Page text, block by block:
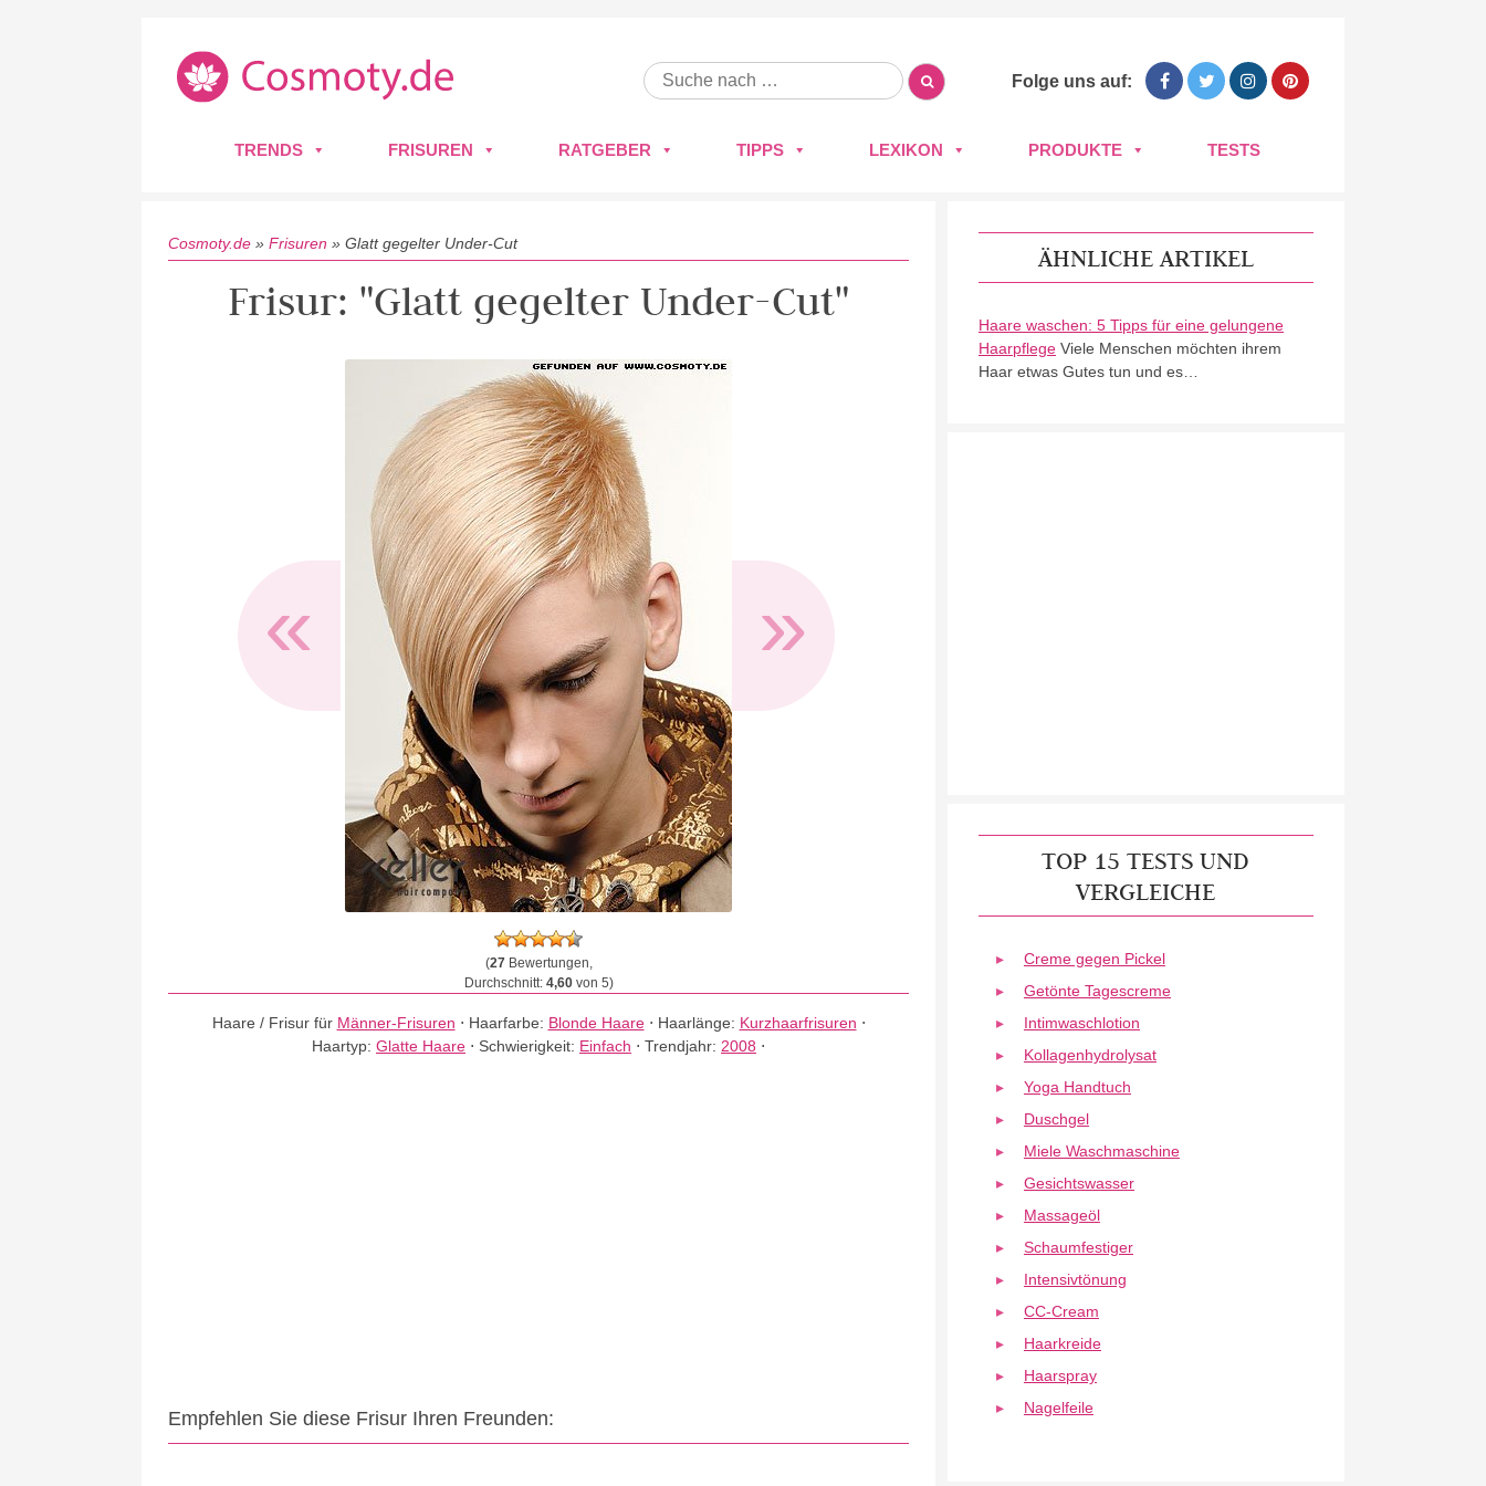
Folge uns auf:
TRENDS FRISUREN RATGEBER TIPPS LEXIKON PRODUKTE TESTS
Cosmoty.de » Frisuren » Glatt gegelter Under-Cut
Frisur: "Glatt gegelter Under-Cut"
« »
(27Bewertungen,
Durchschnitt: 4,60von 5)
Haare / Frisur für Männer-Frisuren ⋅ Haarfarbe: Blonde Haare⋅ Haarlänge: Kurzhaarfrisuren ⋅
Haartyp:Glatte Haare ⋅ Schwierigkeit: Einfach ⋅Trendjahr: 2008 ⋅
Empfehlen Sie diese Frisur Ihren Freunden:
ÄHNLICHE ARTIKEL
Haare waschen: 5 Tipps für eine gelungene
HaarpflegeViele Menschen möchten ihrem
Haar etwas Gutes tun und es…
TOP 15 TESTS UND
VERGLEICHE
Creme gegen Pickel
Getönte Tagescreme
Intimwaschlotion
Kollagenhydrolysat
Yoga Handtuch
Duschgel
Miele Waschmaschine
Gesichtswasser
Massageöl
Schaumfestiger
Intensivtönung
CC-Cream
Haarkreide
Haarspray
Nagelfeile